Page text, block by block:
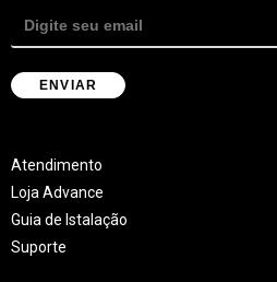
Atendimento
Loja Advance
Guia de Istalação
Suporte